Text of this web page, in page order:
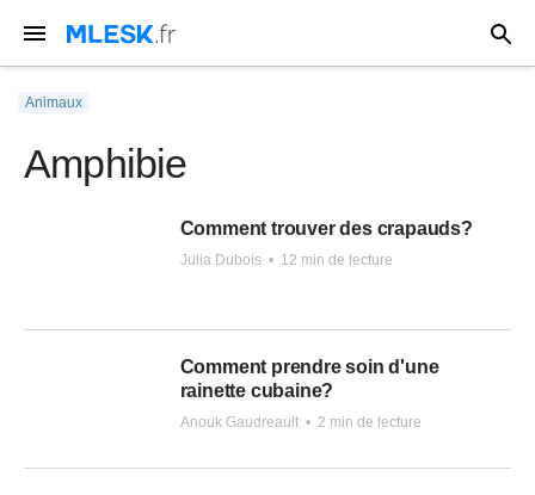
Animaux
Amphibie
Comment trouver des crapauds?
Julia Dubois • 12 min de lecture
Comment prendre soin d'une
rainette cubaine?
Anouk Gaudreault • 2 min de lecture